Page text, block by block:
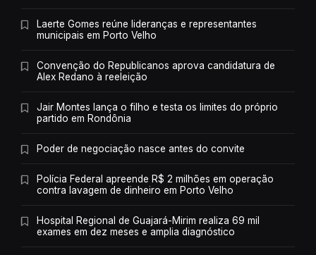
Laerte Gomes reúne lideranças e representantes
municipais em Porto Velho
Convenção do Republicanos aprova candidatura de
Alex Redano à reeleição
Jair Montes lança o filho e testa os limites do próprio
partido em Rondônia
Poder de negociação nasce antes do convite
Polícia Federal apreende R$ 2 milhões em operação
contra lavagem de dinheiro em Porto Velho
Hospital Regional de Guajará-Mirim realiza 69 mil
exames em dez meses e amplia diagnóstico